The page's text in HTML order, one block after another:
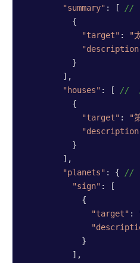
"summary" : [ //
          {
"target" : "
          }
        ],
"houses" : [ // 【
          {
"target" : "
          }
        ],
"planets" : { //
"sign" : [
            {
"target" :
            }
          ],